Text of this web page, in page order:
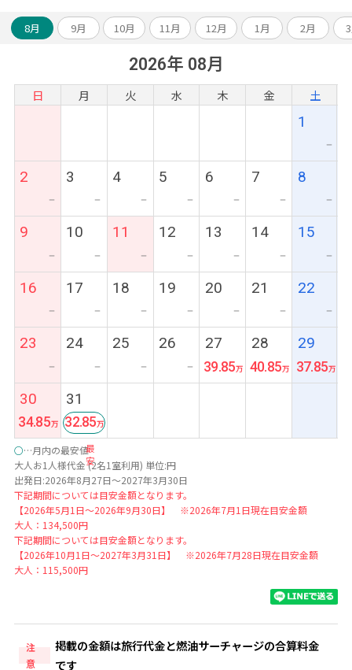
8月 9月 10月 11月 12月 1月 2月
2026年 08月
日 月 火 水 木 金 土
1
ー
2
ー
3
ー
4
ー
5
ー
6
ー
7
ー
8
ー
9
ー
10
ー
11
ー
12
ー
13
ー
14
ー
15
ー
16
ー
17
ー
18
ー
19
ー
20
ー
21
ー
22
ー
23
ー
24
ー
25
ー
26
ー
27
39.85
28
40.85
29
37.85
30
34.85
31
最
安
32.85
○…月内の最安値
大人お1人様代金 (2名1室利用) 単位:円
出発日:2026年8月27日～2027年3月30日
下記期間については目安金額となります。
【2026年5月1日～2026年9月30日】 ※2026年7月1日現在目安金額
大人：134,500円
下記期間については目安金額となります。
【2026年10月1日～2027年3月31日】 ※2026年7月28日現在目安金額
大人：115,500円
注
意
掲載の金額は旅行代金と燃油サーチャージの合算料金
です